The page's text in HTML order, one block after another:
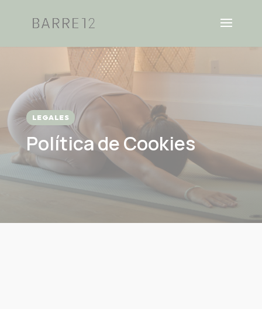
LEGALES
Política de Cookies